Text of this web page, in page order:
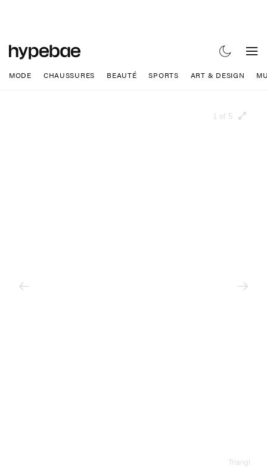
MODE CHAUSSURES BEAUTÉ SPORTS ART & DESIGN
1 of 5
Triangl